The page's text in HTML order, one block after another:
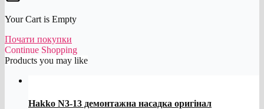
Your Cart is Empty
Почати покупки
Continue Shopping
Products you may like
Hakko N3-13 демонтажна насадка оригінал